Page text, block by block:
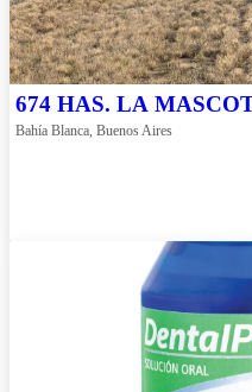
674 HAS. LA
Bahía Blanca, Buenos Aires